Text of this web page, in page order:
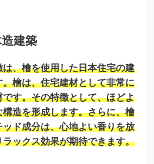
建築
、檜を使用した日本住宅の建
檜は、住宅建材として非常に
す。その特徴として、ほどよ
造を形成します。さらに、檜
ド成分は、心地よい香りを放
ックス効果が期待できます。